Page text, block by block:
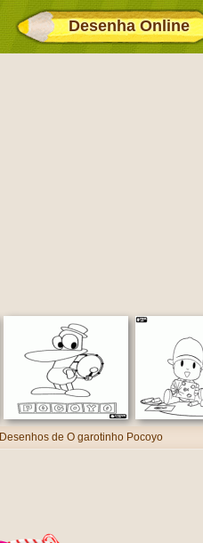
Desenha Online
Desenhos de O garotinho Pocoyo